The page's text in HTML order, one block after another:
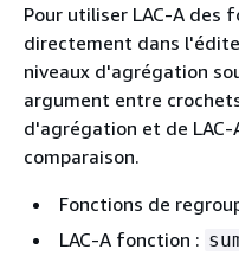
Pour utiliser LAC-A des
directement dans
niveaux d'agrégation
argument entre
d'agrégation et de
comparaison.
Fonctions de
LAC-A fonction :